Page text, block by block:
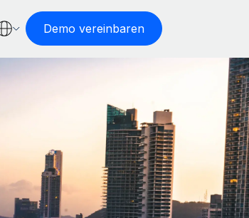
Demo vereinbaren